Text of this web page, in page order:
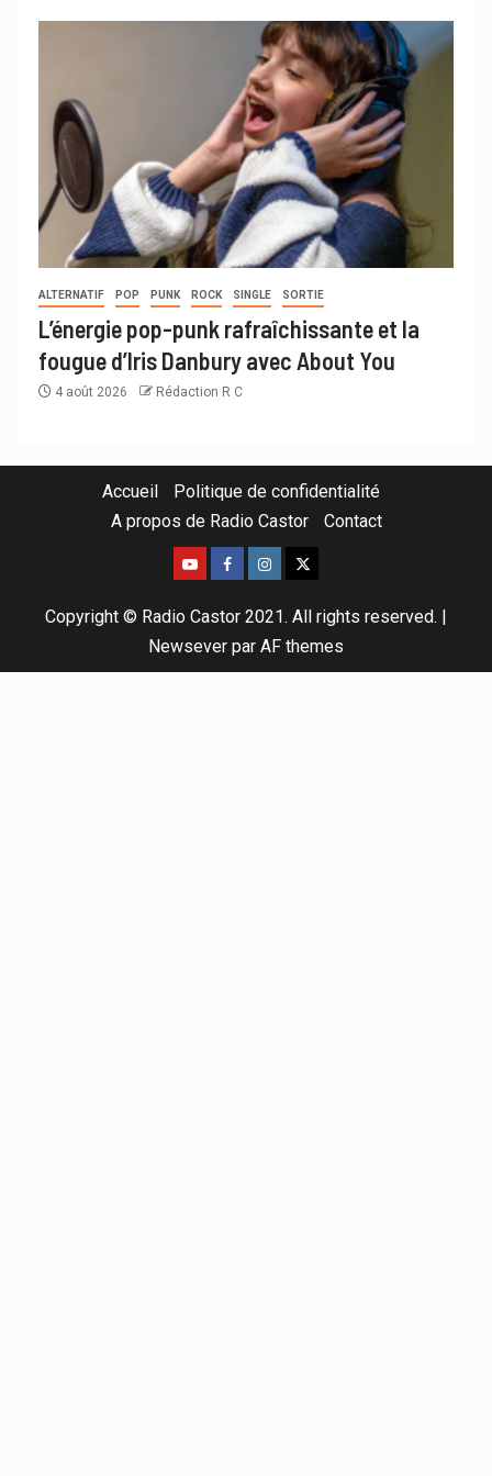
ALTERNATIF POP PUNK ROCK SINGLE SORTIE
L’énergie pop-punk rafraîchissante et la
fougue d’Iris Danbury avec About You
4 août 2026 Rédaction R C
Accueil
Politique de confidentialité
A propos de Radio Castor
Contact
Copyright © Radio Castor 2021. All rights reserved. |
Newsever par AF themes